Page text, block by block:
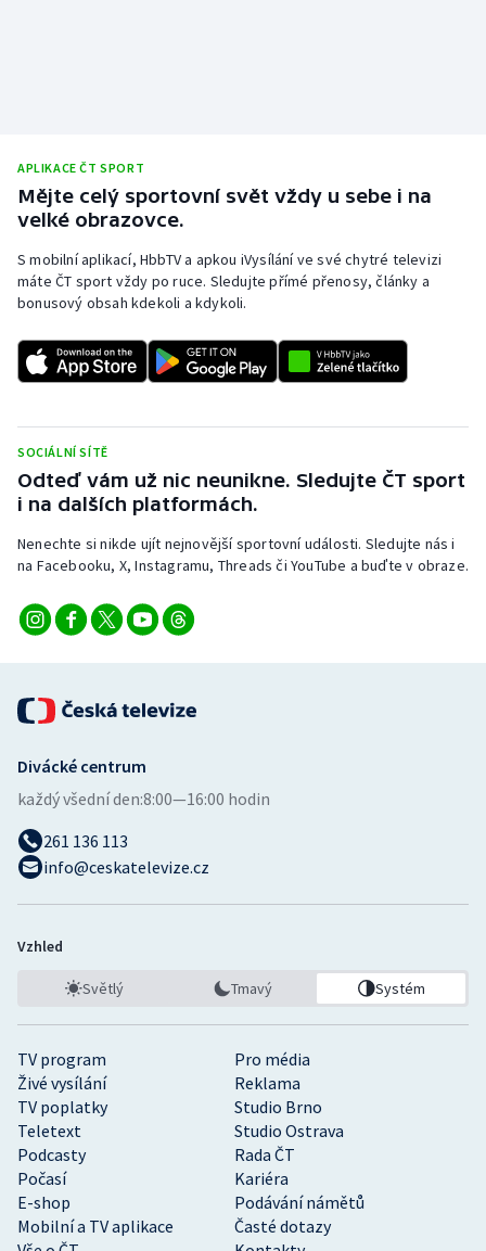
APLIKACE ČT SPORT
Mějte celý sportovní svět vždy u sebe i na
velké obrazovce.
S mobilní aplikací, HbbTV a apkou iVysílání ve své chytré televizi
máte ČT sport vždy po ruce. Sledujte přímé přenosy, články a
bonusový obsah kdekoli a kdykoli.
SOCIÁLNÍ SÍTĚ
Odteď vám už nic neunikne. Sledujte ČT sport
i na dalších platformách.
Nenechte si nikde ujít nejnovější sportovní události. Sledujte nás i
na Facebooku, X, Instagramu, Threads či YouTube a buďte v obraze.
TV program
Pro média
Živé vysílání
Reklama
TV poplatky
Studio Brno
Teletext
Studio Ostrava
Podcasty
Rada ČT
Počasí
Kariéra
E-shop
Podávání námětů
Mobilní a TV aplikace
Časté dotazy
Divácké centrum
každý všední den:8:00—16:00 hodin
261 136 113
info@ceskatelevize.cz
Vzhled
Světlý Tmavý Systém